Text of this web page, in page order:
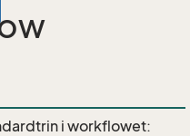
i workflowet: